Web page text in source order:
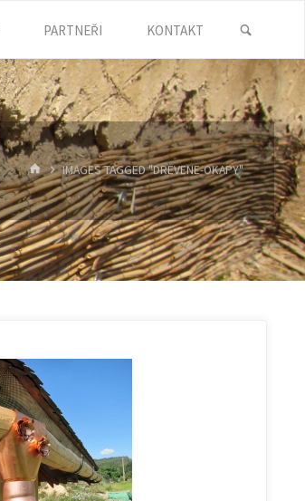
PARTNEŘI KONTAKT
HOMEIMAGES TAGGED "DREVENE-OKAPY"